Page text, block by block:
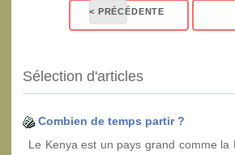
Sélection d'articles
Combien de temps partir ?
Le Kenya est un pays grand comme la